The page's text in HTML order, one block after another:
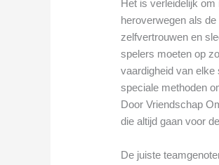
Het is verleidelijk
heroverwegen als
zelfvertrouwen en
spelers moeten op
vaardigheid van elke
speciale methoden
Door Vriendschap
die altijd gaan voor
De juiste